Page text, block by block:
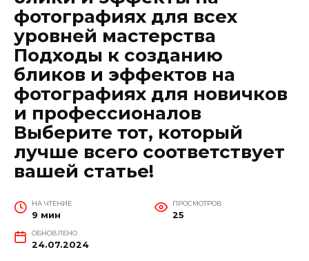
фотографиях для всех
уровней мастерства
Подходы к созданию
бликов и эффектов на
фотографиях для новичков
и профессионалов
Выберите тот, который
лучше всего соответствует
вашей статье!
НА ЧТЕНИЕ
9 мин
ПРОСМОТРОВ
25
ОБНОВЛЕНО
24.07.2024